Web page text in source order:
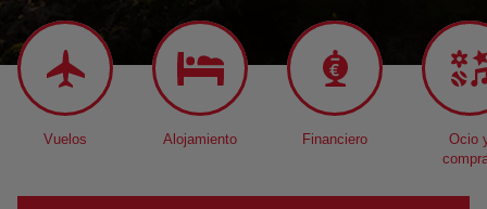
Vuelos Alojamiento Financiero
Ocio